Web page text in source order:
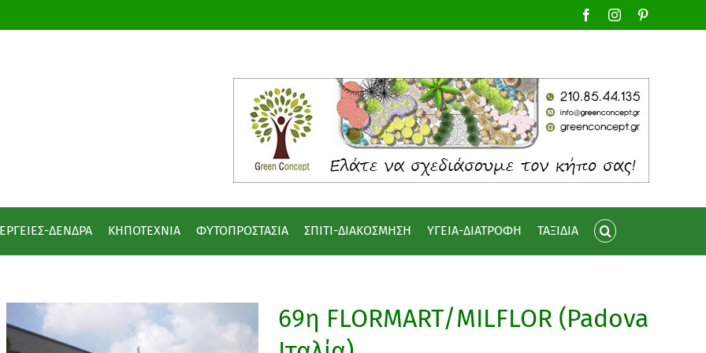
FacebookInstagram
ΔΕΝΔΡΑ ΚΗΠΟΤΕΧΝΙΑ ΦΥΤΟΠΡΟΣΤΑΣΙΑ ΣΠΙΤΙ-ΔΙΑΚΟΣΜΗΣΗ ΥΓΕΙΑ-ΔΙΑΤΡΟΦΗ ΤΑΞΙΔΙΑ
69η FLORMART/MILFLOR (Padova